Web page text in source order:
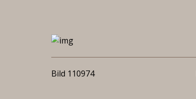
Bild 110974